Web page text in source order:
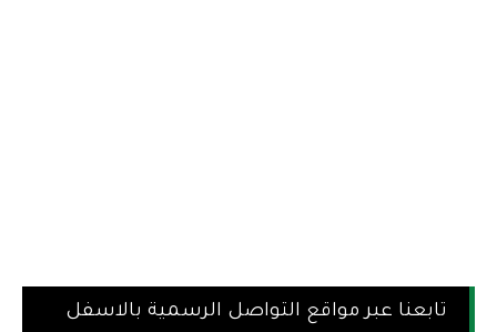
تابعنا عبر مواقع التواصل الرسمية بالاسفل